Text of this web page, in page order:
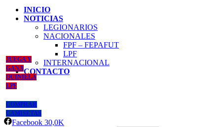
INICIO
NOTICIAS
LEGIONARIOS
NACIONALES
FPF – FEPAFUT
LPF
INTERNACIONAL
CONTACTO
JUEGA Y
GANA
QUINIELA
LPF
COMPRAR
CAMISETAS
Facebook 30,0K